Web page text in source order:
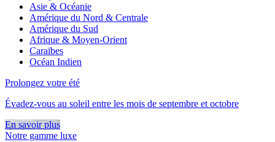
Asie & Océanie
Amérique du Nord & Centrale
Amérique du Sud
Afrique & Moyen-Orient
Caraïbes
Océan Indien
Prolongez votre été
Évadez-vous au soleil entre les mois de septembre et octobre
En savoir plus
Notre gamme luxe